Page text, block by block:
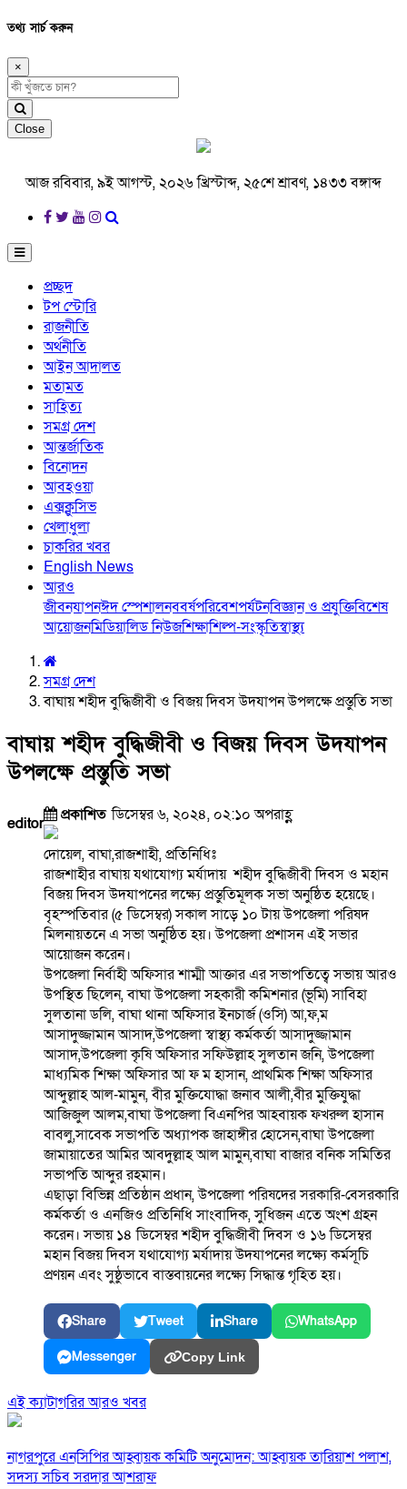
তথ্য সার্চ করুন
×
Close
আজ রবিবার, ৯ই আগস্ট, ২০২৬ খ্রিস্টাব্দ, ২৫শে শ্রাবণ, ১৪৩৩ বঙ্গাব্দ
প্রচ্ছদ
টপ স্টোরি
রাজনীতি
অর্থনীতি
আইন আদালত
মতামত
সাহিত্য
সমগ্র দেশ
আন্তর্জাতিক
বিনোদন
আবহওয়া
এক্সক্লুসিভ
খেলাধুলা
চাকরির খবর
English News
আরও
জীবনযাপনঈদ স্পেশালনববর্ষপরিবেশপর্যটনবিজ্ঞান ও প্রযুক্তিবিশেষ
আয়োজনমিডিয়ালিড নিউজশিক্ষাশিল্প-সংস্কৃতিস্বাস্থ্য
সমগ্র দেশ
বাঘায় শহীদ বুদ্ধিজীবী ও বিজয় দিবস উদযাপন উপলক্ষে প্রস্তুতি সভা
বাঘায় শহীদ বুদ্ধিজীবী ও বিজয় দিবস উদযাপন
উপলক্ষে প্রস্তুতি সভা
editor প্রকাশিতডিসেম্বর ৬, ২০২৪, ০২:১০ অপরাহ্ণ
দোয়েল, বাঘা,রাজশাহী, প্রতিনিধিঃ
রাজশাহীর বাঘায় যথাযোগ্য মর্যাদায় শহীদ বুদ্ধিজীবী দিবস ও মহান
বিজয় দিবস উদযাপনের লক্ষ্যে প্রস্তুতিমূলক সভা অনুষ্ঠিত হয়েছে।
বৃহস্পতিবার (৫ ডিসেম্বর) সকাল সাড়ে ১০ টায় উপজেলা পরিষদ
মিলনায়তনে এ সভা অনুষ্ঠিত হয়। উপজেলা প্রশাসন এই সভার
আয়োজন করেন।
উপজেলা নির্বাহী অফিসার শাম্মী আক্তার এর সভাপতিত্বে সভায় আরও
উপস্থিত ছিলেন, বাঘা উপজেলা সহকারী কমিশনার (ভূমি) সাবিহা
সুলতানা ডলি, বাঘা থানা অফিসার ইনচার্জ (ওসি) আ,ফ,ম
আসাদুজ্জামান আসাদ,উপজেলা স্বাস্থ‍্য কর্মকর্তা আসাদুজ্জামান
আসাদ,উপজেলা কৃষি অফিসার সফিউল্লাহ সুলতান জনি, উপজেলা
মাধ‍্যমিক শিক্ষা অফিসার আ ফ ম হাসান, প্রাথমিক শিক্ষা অফিসার
আব্দুল্লাহ আল-মামুন, বীর মুক্তিযোদ্ধা জনাব আলী,বীর মুক্তিযুদ্ধা
আজিজুল আলম,বাঘা উপজেলা বিএনপির আহবায়ক ফখরুল হাসান
বাবলু,সাবেক সভাপতি অধ্যাপক জাহাঙ্গীর হোসেন,বাঘা উপজেলা
জামায়াতের আমির আবদুল্লাহ আল মামুন,বাঘা বাজার বনিক সমিতির
সভাপতি আব্দুর রহমান।
এছাড়া বিভিন্ন প্রতিষ্ঠান প্রধান, উপজেলা পরিষদের সরকারি-বেসরকারি
কর্মকর্তা ও এনজিও প্রতিনিধি সাংবাদিক, সুধিজন এতে অংশ গ্রহন
করেন। সভায় ১৪ ডিসেম্বর শহীদ বুদ্ধিজীবী দিবস ও ১৬ ডিসেম্বর
মহান বিজয় দিবস যথাযোগ্য মর্যাদায় উদযাপনের লক্ষ্যে কর্মসূচি
প্রণয়ন এবং সুষ্ঠুভাবে বাস্তবায়নের লক্ষ্যে সিদ্ধান্ত গৃহিত হয়।
Share Tweet Share WhatsApp
Messenger Copy Link
এই ক্যাটাগরির আরও খবর
নাগরপুরে এনসিপির আহ্বায়ক কমিটি অনুমোদন: আহ্বায়ক তারিয়াশ পলাশ,
সদস্য সচিব সরদার আশরাফ